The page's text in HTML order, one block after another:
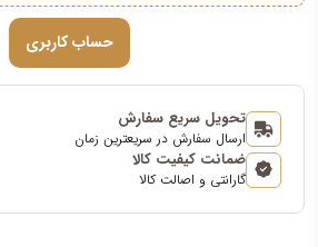
حساب کاربری
تحویل سریع سفارش
ارسال سفارش در سریعترین زمان
ضمانت کیفیت کالا
گارانتی و اصالت کالا